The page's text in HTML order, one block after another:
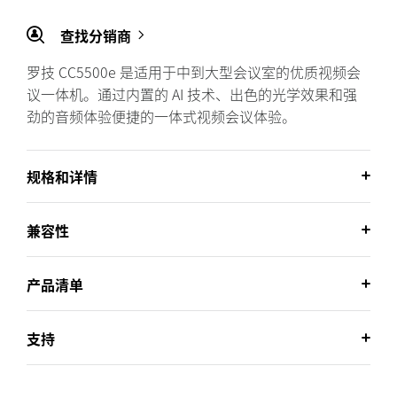
查找分销商
罗技 CC5500e 是适用于中到大型会议室的优质视频会
议一体机。通过内置的 AI 技术、出色的光学效果和强
劲的音频体验便捷的一体式视频会议体验。
规格和详情
兼容性
产品清单
支持